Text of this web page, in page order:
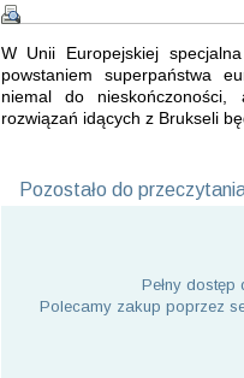
W Unii Europejskiej
powstaniem superpaństwa
niemal do
rozwiązań idących z Brukseli
Pozostało do
Pełny dostęp
Polecamy zakup poprzez